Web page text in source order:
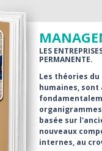
LES
PERMANENTE.
Les théories
humaines, sont
basée sur
nouveaux
internes, au